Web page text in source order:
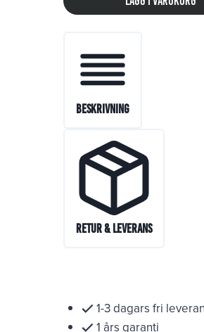
Beskrivning
Retur & Leverans
1-3 dagars fri
1 års garanti